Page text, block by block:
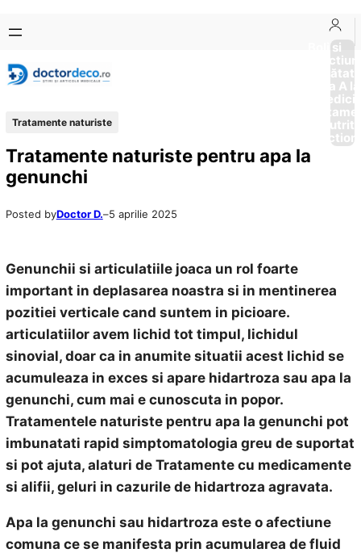
conținut
content
Boli si
Afectiuni
Sănătate
de la A
Tratamente naturiste
Tratamente naturiste pentru apa la
genunchi
Posted byDoctor D.–5 aprilie 2025
Genunchii si articulatiile joaca un rol foarte
important in deplasarea noastra si in mentinerea
pozitiei verticale cand suntem in picioare.
articulatiilor avem lichid tot timpul, lichidul
sinovial, doar ca in anumite situatii acest lichid se
acumuleaza in exces si apare hidartroza sau apa la
genunchi, cum mai e cunoscuta in popor.
Tratamentele naturiste pentru apa la genunchi pot
imbunatati rapid simptomatologia greu de suportat
si pot ajuta, alaturi de Tratamente cu medicamente
si alifii, geluri in cazurile de hidartroza agravata.
Apa la genunchi sau hidartroza este o afectiune
comuna ce se manifesta prin acumularea de fluid